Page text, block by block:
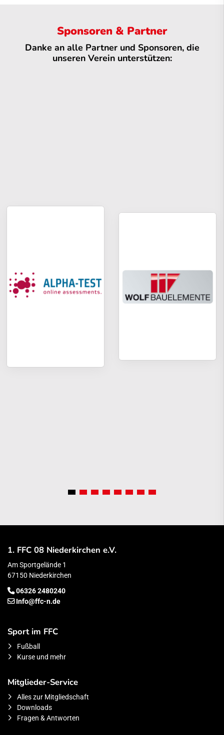
Sponsoren & Partner
Danke an alle Partner und Sponsoren, die
unseren Verein unterstützen:
1. FFC 08 Niederkirchen e.V.
Am Sportgelände 1
67150 Niederkirchen
06326 2480240
Info@ffc-n.de
Sport im FFC
Fußball
Kurse und mehr
Mitglieder-Service
Alles zur Mitgliedschaft
Downloads
Fragen & Antworten